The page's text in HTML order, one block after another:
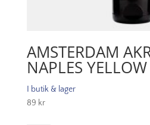
AMSTERDAM
NAPLES
I butik & lager
89 kr